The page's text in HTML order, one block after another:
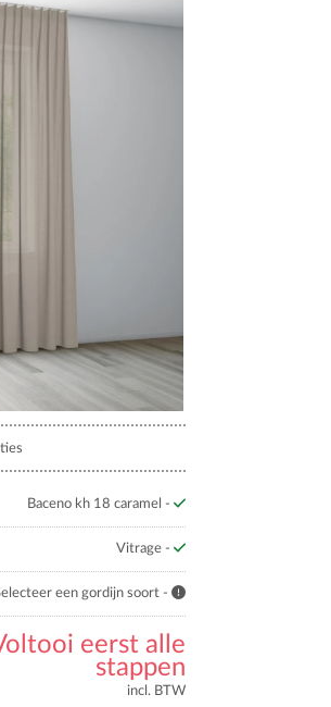
Baceno kh 18 caramel -
Vitrage -
een gordijn soort -
eerst alle
stappen
incl. BTW